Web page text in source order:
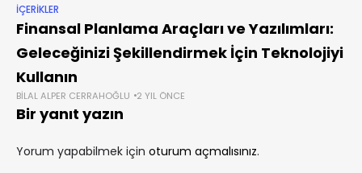
İÇERIKLER
Finansal Planlama Araçları ve Yazılımları:
Geleceğinizi Şekillendirmek İçin Teknolojiyi
Kullanın
BILAL ALPER CERRAHOĞLU 2 YIL ÖNCE
Bir yanıt yazın
Yorum yapabilmek için oturum açmalısınız.